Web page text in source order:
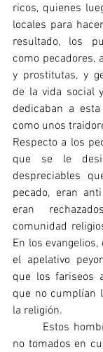
ricos, quienes
locales para
resultado, los
como pecadores,
y prostitutas, y
de la vida social
dedicaban a
como unos
Respecto a los
que se le
despreciables
pecado, eran
eran
comunidad
En los
el apelativo
que los fariseos
que no cumplían
la religión.
no tomados en